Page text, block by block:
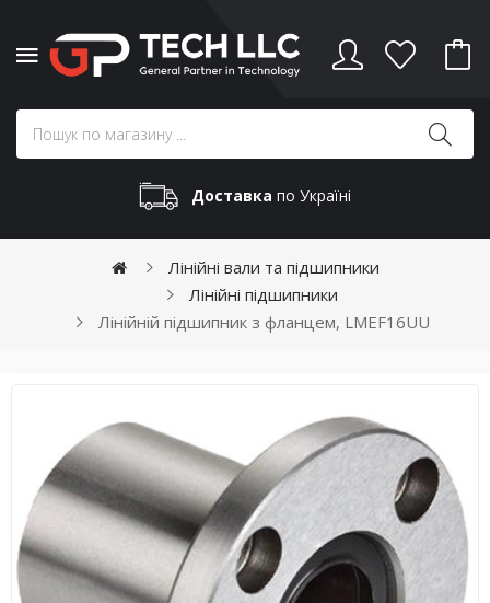
Доставка по Україні
Лінійні вали та підшипники
Лінійні підшипники
Лінійній підшипник з фланцем, LMEF16UU